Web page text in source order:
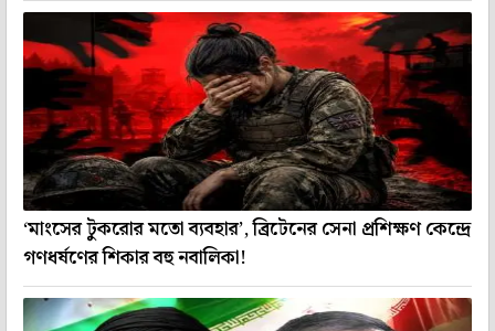
‘মাংসের টুকরোর মতো ব্যবহার’, ব্রিটেনের সেনা প্রশিক্ষণ কেন্দ্রে
গণধর্ষণের শিকার বহু নবালিকা!